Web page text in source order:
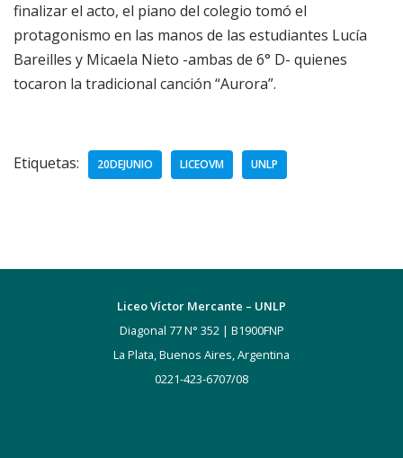
finalizar el acto, el piano del colegio tomó el
protagonismo en las manos de las estudiantes Lucía
Bareilles y Micaela Nieto -ambas de 6° D- quienes
tocaron la tradicional canción “Aurora”.
Etiquetas: 20DEJUNIO LICEOVM UNLP
Liceo Víctor Mercante – UNLP
Diagonal 77 N° 352 | B1900FNP
La Plata, Buenos Aires, Argentina
0221-423-6707/08